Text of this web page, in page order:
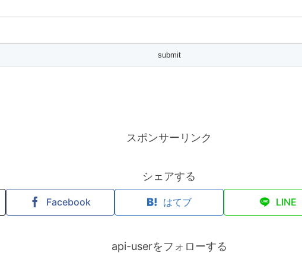
スポンサーリンク
シェアする
Facebook はてブ LINE
api-userをフォローする